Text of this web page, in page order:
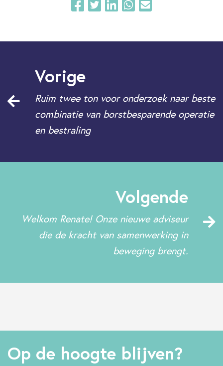
Vorige
Ruim twee ton voor onderzoek naar beste
combinatie van borstbesparende operatie
en bestraling
Volgende
Welkom Renate! Onze nieuwe adviseur
die de kracht van samenwerking in
beweging brengt.
Op de hoogte blijven?